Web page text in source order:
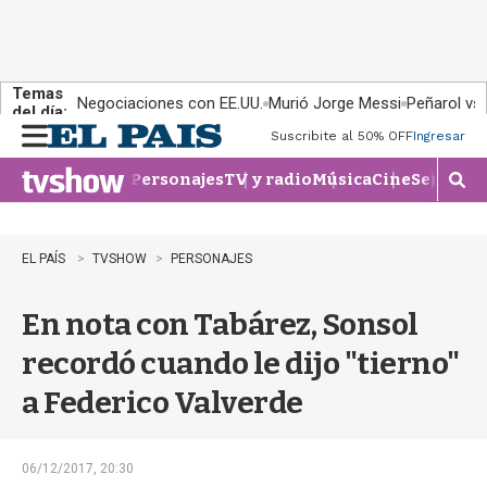
Temas
del día: Negociaciones con EE.UU. Murió Jorge Messi Peñarol
n
u
Suscribite al 50% OFFIngresar
PersonajesTV y radioMúsicaCineSeries
M
o
�
EL PAÍS TVSHOW PERSONAJES
En nota con Tabárez, Sonsol
recordó cuando le dijo "tierno"
a Federico Valverde
06/12/2017, 20:30